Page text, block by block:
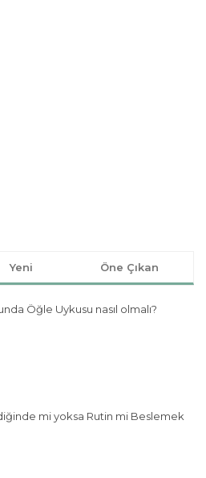
Yeni Öne Çıkan
Öğle Uykusu nasıl olmalı?
mi yoksa Rutin mi Beslemek